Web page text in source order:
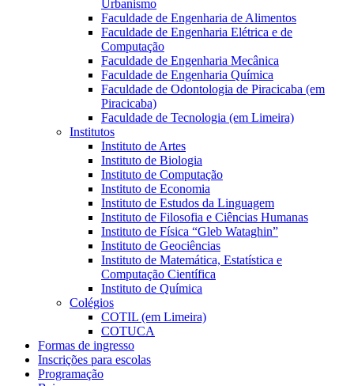
Urbanismo
Faculdade de Engenharia de Alimentos
Faculdade de Engenharia Elétrica e de
Computação
Faculdade de Engenharia Mecânica
Faculdade de Engenharia Química
Faculdade de Odontologia de Piracicaba (em
Piracicaba)
Faculdade de Tecnologia (em Limeira)
Institutos
Instituto de Artes
Instituto de Biologia
Instituto de Computação
Instituto de Economia
Instituto de Estudos da Linguagem
Instituto de Filosofia e Ciências Humanas
Instituto de Física “Gleb Wataghin”
Instituto de Geociências
Instituto de Matemática, Estatística e
Computação Científica
Instituto de Química
Colégios
COTIL (em Limeira)
COTUCA
Formas de ingresso
Inscrições para escolas
Programação